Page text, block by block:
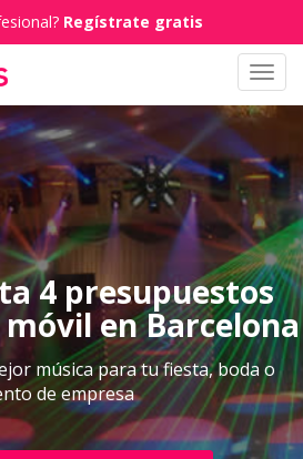
Regístrate gratis
4 presupuestos
en Barcelona
música para tu fiesta, boda o
de empresa